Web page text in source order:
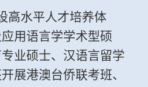
高水平人才培养体
用语言学学术型硕
业硕士、汉语言留学
展港澳台侨联考班、